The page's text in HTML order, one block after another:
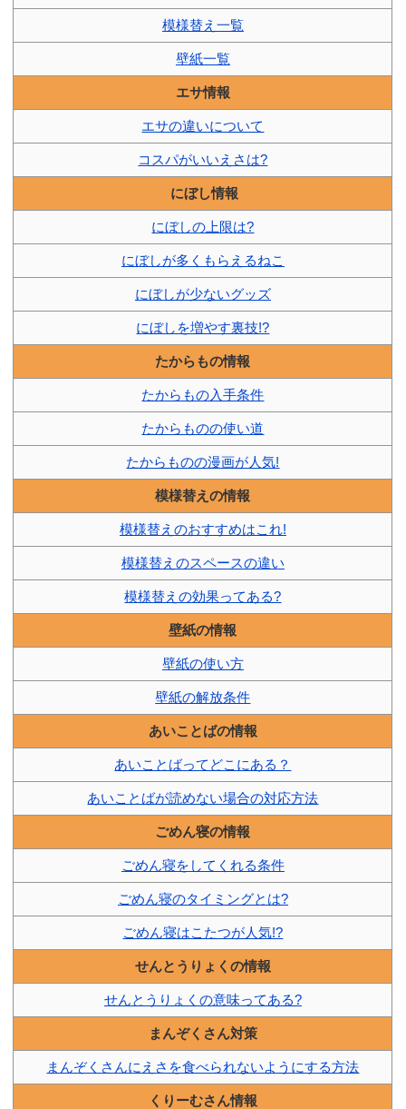
模様替え一覧
壁紙一覧
エサ情報
エサの違いについて
コスパがいいえさは?
にぼし情報
にぼしの上限は?
にぼしが多くもらえるねこ
にぼしが少ないグッズ
にぼしを増やす裏技!?
たからもの情報
たからもの入手条件
たからものの使い道
たからものの漫画が人気!
模様替えの情報
模様替えのおすすめはこれ!
模様替えのスペースの違い
模様替えの効果ってある?
壁紙の情報
壁紙の使い方
壁紙の解放条件
あいことばの情報
あいことばってどこにある？
あいことばが読めない場合の対応方法
ごめん寝の情報
ごめん寝をしてくれる条件
ごめん寝のタイミングとは?
ごめん寝はこたつが人気!?
せんとうりょくの情報
せんとうりょくの意味ってある?
まんぞくさん対策
まんぞくさんにえさを食べられないようにする方法
くりーむさん情報